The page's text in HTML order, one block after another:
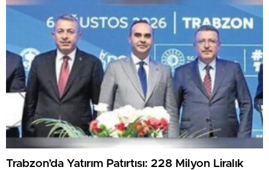
Trabzon’da Yatırım Patırtısı: 228 Milyon Liralık